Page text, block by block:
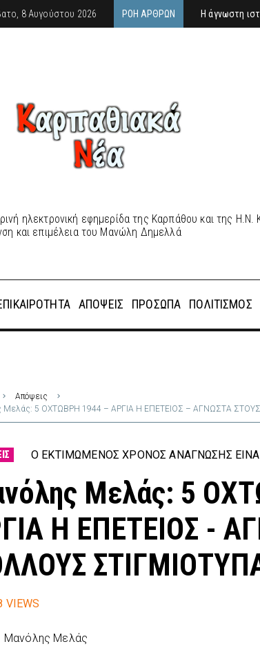
8 Αυγούστου 2026 ΡΟΉ ΆΡΘΡΩΝ Νέος
ηλεκτρονική εφημερίδα της Καρπάθου και της Η.Ν.
και επιμέλεια του Μανώλη Δημελλά
ΑΠΌΨΕΙΣ ΠΡΌΣΩΠΑ ΠΟΛΙΤΙΣΜΌΣ
Απόψεις
Μελάς: 5 OXTΩΒΡΗ 1944 – ΑΡΓΙΑ Η ΕΠΕΤΕΙΟΣ – ΑΓΝΩΣΤΑ
Ο ΕΚΤΙΜΏΜΕΝΟΣ ΧΡΌΝΟΣ ΑΝΆΓΝΩΣΗΣ
Μελάς: 5
Η ΕΠΕΤΕΙΟΣ -
VIEWS
Μανόλης Μελάς